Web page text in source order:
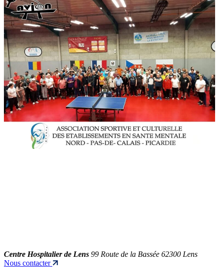
Centre Hospitalier de Lens 99 Route de la Bassée 62300 Lens
Nous contacter